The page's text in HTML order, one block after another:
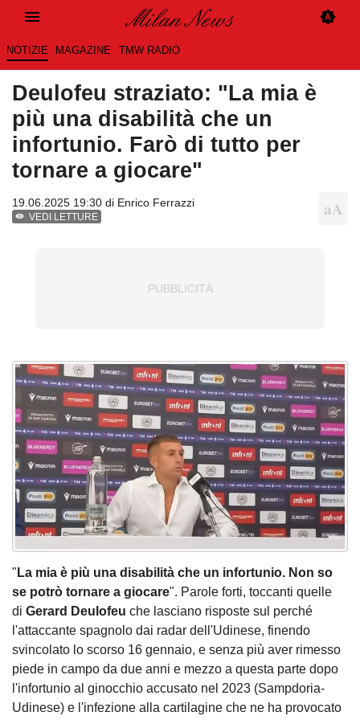
NOTIZIE MAGAZINE TMW RADIO
Deulofeu straziato: "La mia è
più una disabilità che un
infortunio. Farò di tutto per
tornare a giocare"
19.06.2025 19:30 di Enrico Ferrazzi
VEDI LETTURE
" La mia è più una disabilità che un infortunio. Non so
se potrò tornare a giocare". Parole forti, toccanti quelle
di Gerard Deulofeu che lasciano risposte sul perché
l'attaccante spagnolo dai radar dell'Udinese, finendo
svincolato lo scorso 16 gennaio, e senza più aver rimesso
piede in campo da due anni e mezzo a questa parte dopo
l'infortunio al ginocchio accusato nel 2023 (Sampdoria-
Udinese) e l'infezione alla cartilagine che ne ha provocato